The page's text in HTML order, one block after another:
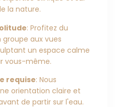
la nature.
: Profitez du
aux vues
un espace calme
vous-même.
requise: Nous
orientation claire et
de partir sur l'eau.